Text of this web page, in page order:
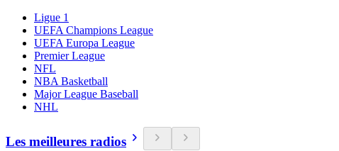
Ligue 1
UEFA Champions League
UEFA Europa League
Premier League
NFL
NBA Basketball
Major League Baseball
NHL
Les meilleures radios